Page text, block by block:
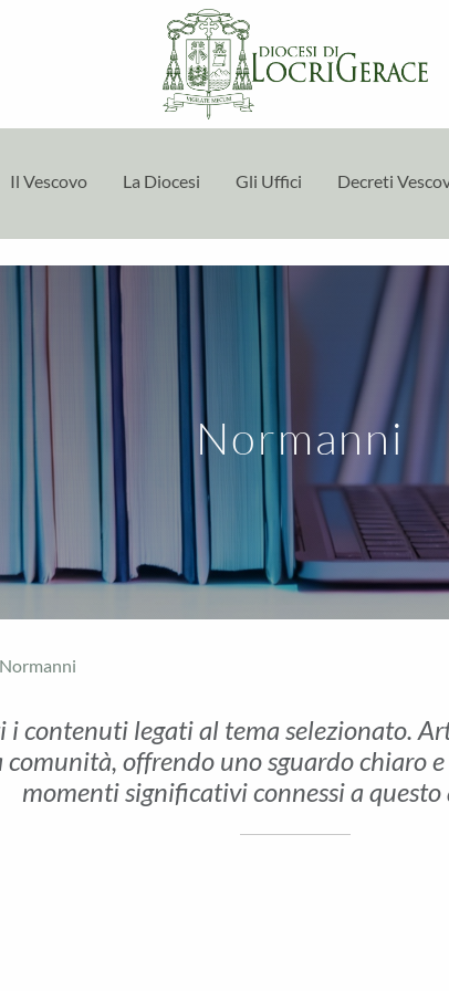
Il Vescovo La Diocesi Gli Uffici Decreti
Normanni
contenuti legati al tema selezionato.
offrendo uno sguardo chiaro
momenti significativi connessi a questo